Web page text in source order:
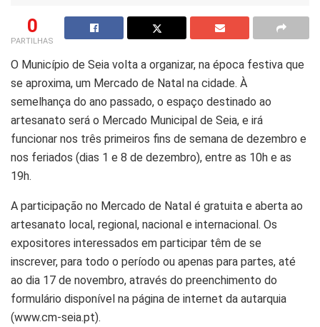
0
PARTILHAS
O Município de Seia volta a organizar, na época festiva que
se aproxima, um Mercado de Natal na cidade. À
semelhança do ano passado, o espaço destinado ao
artesanato será o Mercado Municipal de Seia, e irá
funcionar nos três primeiros fins de semana de dezembro e
nos feriados (dias 1 e 8 de dezembro), entre as 10h e as
19h.
A participação no Mercado de Natal é gratuita e aberta ao
artesanato local, regional, nacional e internacional. Os
expositores interessados em participar têm de se
inscrever, para todo o período ou apenas para partes, até
ao dia 17 de novembro, através do preenchimento do
formulário disponível na página de internet da autarquia
(www.cm-seia.pt).